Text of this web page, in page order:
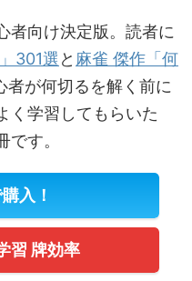
者向け決定版。読者に
301選 と 麻雀 傑作「何
者が何切るを解く前に
く学習してもらいた
す。
入！
習 牌効率